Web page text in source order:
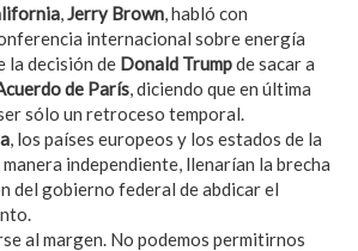
,Jerry Brown, habló con
internacional sobre energía
la decisión de Donald Trumpde sacar a
de París, diciendo que en última
sólo un retroceso temporal.
, los países europeos y los estados de la
manera independiente, llenarían la brecha
del gobierno federal de abdicar el
al margen. No podemos permitirnos